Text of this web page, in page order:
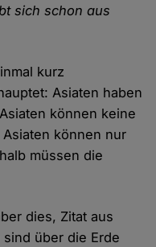
sich schon aus
kurz
Asiaten haben
können keine
können nur
müssen die
dies, Zitat aus
über die Erde